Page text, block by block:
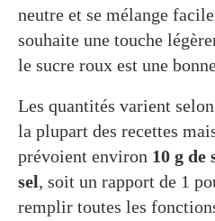
neutre et se mélange
souhaite une touche
le sucre roux est une
Les quantités varient
la plupart des recettes
prévoient environ 10 g de
sel, soit un rapport de 1
remplir toutes les